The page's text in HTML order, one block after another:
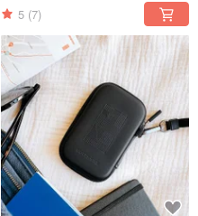
5 (7)